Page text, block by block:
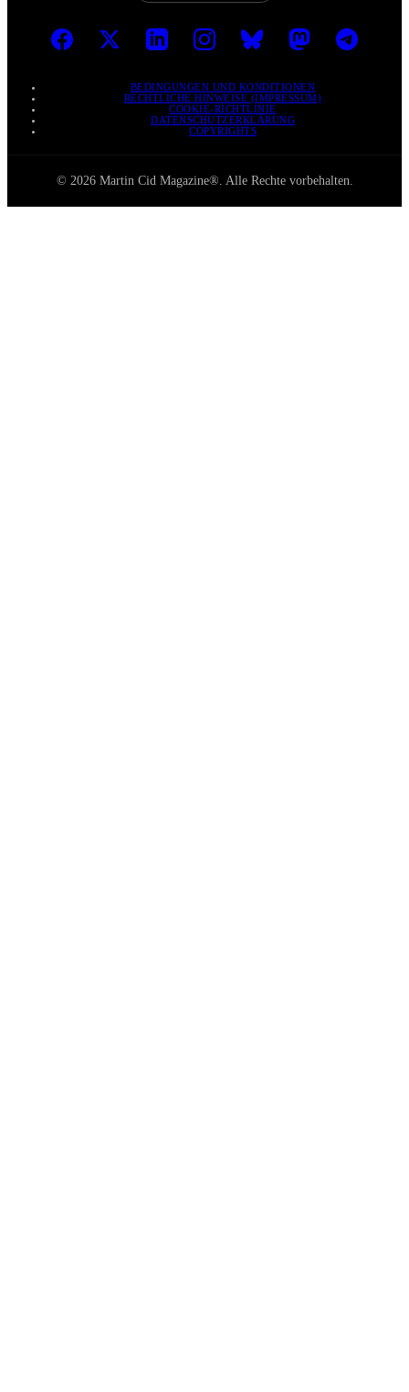
BEDINGUNGEN UND KONDITIONEN
RECHTLICHE HINWEISE (IMPRESSUM)
COOKIE-RICHTLINIE
DATENSCHUTZERKLÄRUNG
COPYRIGHTS
© 2026 Martin Cid Magazine®. Alle Rechte vorbehalten.